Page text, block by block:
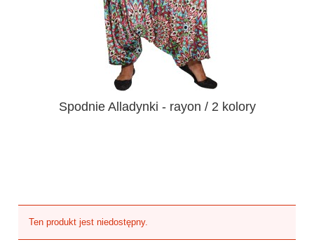
Spodnie Alladynki - rayon / 2 kolory
Ten produkt jest niedostępny.